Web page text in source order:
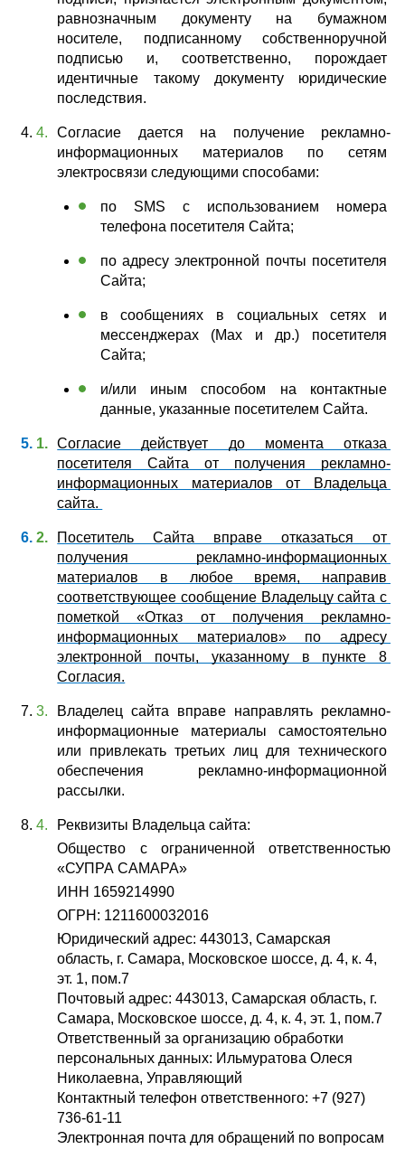
равнозначным документу на бумажном
носителе, подписанному собственноручной
подписью и, соответственно, порождает
идентичные такому документу юридические
последствия.
Согласие дается на получение рекламно-
информационных материалов по сетям
электросвязи следующими способами:
по SMS с использованием номера
телефона посетителя Сайта;
по адресу электронной почты посетителя
Сайта;
в сообщениях в социальных сетях и
мессенджерах (Max и др.) посетителя
Сайта;
и/или иным способом на контактные
данные, указанные посетителем Сайта.
Согласие действует до момента отказа
посетителя Сайта от получения рекламно-
информационных материалов от Владельца
сайта.
Посетитель Сайта вправе отказаться от
получения рекламно-информационных
материалов в любое время, направив
соответствующее сообщение Владельцу сайта с
пометкой «Отказ от получения рекламно-
информационных материалов» по адресу
электронной почты, указанному в пункте 8
Согласия.
Владелец сайта вправе направлять рекламно-
информационные материалы самостоятельно
или привлекать третьих лиц для технического
обеспечения рекламно-информационной
рассылки.
Реквизиты Владельца сайта:
Общество с ограниченной ответственностью
«СУПРА САМАРА»
ИНН 1659214990
ОГРН: 1211600032016
Юридический адрес: 443013, Самарская
область, г. Самара, Московское шоссе, д. 4, к. 4,
эт. 1, пом.7
Почтовый адрес: 443013, Самарская область, г.
Самара, Московское шоссе, д. 4, к. 4, эт. 1, пом.7
Ответственный за организацию обработки
персональных данных: Ильмуратова Олеся
Николаевна, Управляющий
Контактный телефон ответственного: +7 (927)
736-61-11
Электронная почта для обращений по вопросам